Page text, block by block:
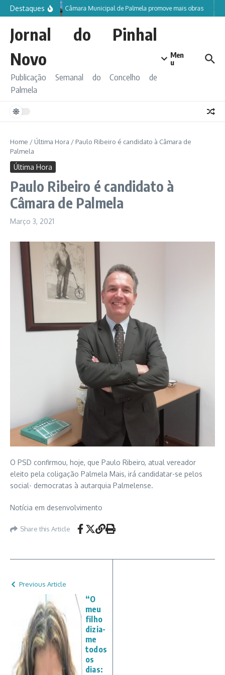
Ir para o conteúdo
Destaques Câmara Municipal de Palmela promove mais obras
Jornal do Pinhal
Novo
Publicação Semanal do Concelho de
Palmela
Men
u
Home / Última Hora / Paulo Ribeiro é candidato à Câmara de
Palmela
Última Hora
Paulo Ribeiro é candidato à
Câmara de Palmela
Março 3, 2021
O PSD confirmou, hoje, que Paulo Ribeiro, atual vereador
eleito pela coligação Palmela Mais, irá candidatar-se pelos
social- democratas à autarquia Palmelense.
Notícia em desenvolvimento
Share this Article
Previous Article
“O
meu
filho
dizia-
me
todos
os
dias: